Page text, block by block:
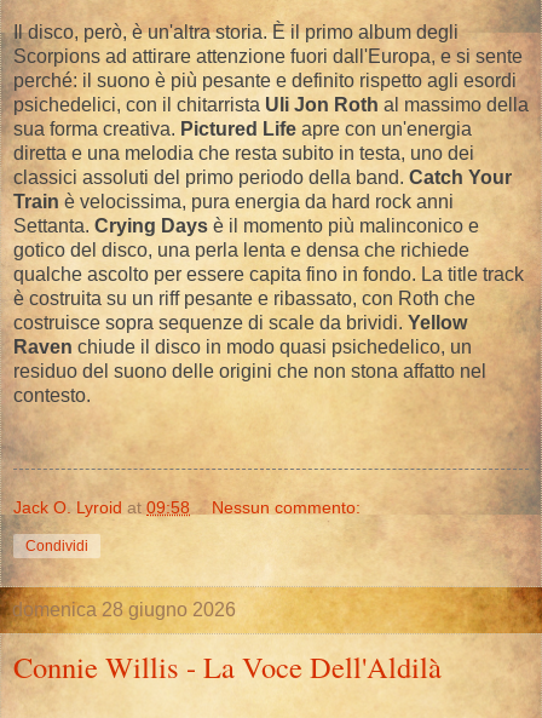
Il disco, però, è un'altra storia. È il primo album degli
Scorpions ad attirare attenzione fuori dall'Europa, e si sente
perché: il suono è più pesante e definito rispetto agli esordi
psichedelici, con il chitarrista Uli Jon Roth al massimo della
sua forma creativa. Pictured Life apre con un'energia
diretta e una melodia che resta subito in testa, uno dei
classici assoluti del primo periodo della band. Catch Your
Train è velocissima, pura energia da hard rock anni
Settanta. Crying Days è il momento più malinconico e
gotico del disco, una perla lenta e densa che richiede
qualche ascolto per essere capita fino in fondo. La title track
è costruita su un riff pesante e ribassato, con Roth che
costruisce sopra sequenze di scale da brividi. Yellow
Raven chiude il disco in modo quasi psichedelico, un
residuo del suono delle origini che non stona affatto nel
contesto.
Jack O. Lyroid at 09:58 Nessun commento:
Condividi
domenica 28 giugno 2026
Connie Willis - La Voce Dell'Aldilà